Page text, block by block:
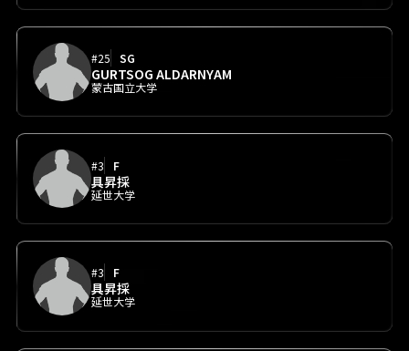
#25 SG
GURTSOG ALDARNYAM
蒙古国立大学
#3 F
具昇採
延世大学
#3 F
具昇採
延世大学